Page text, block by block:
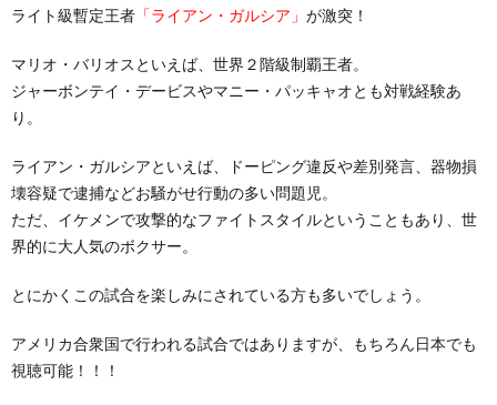
ライト級暫定王者 「ライアン・ガルシア」 が激突！
マリオ・バリオスといえば、世界２階級制覇王者。
ジャーボンテイ・デービスやマニー・パッキャオとも対戦経験あ
り。
ライアン・ガルシアといえば、ドーピング違反や差別発言、器物損
壊容疑で逮捕などお騒がせ行動の多い問題児。
ただ、イケメンで攻撃的なファイトスタイルということもあり、世
界的に大人気のボクサー。
とにかくこの試合を楽しみにされている方も多いでしょう。
アメリカ合衆国で行われる試合ではありますが、もちろん日本でも
視聴可能！！！